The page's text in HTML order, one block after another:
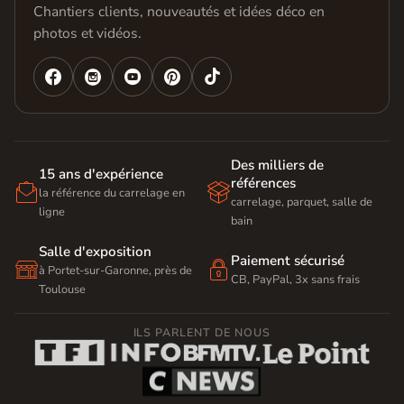
Chantiers clients, nouveautés et idées déco en
photos et vidéos.
   

15 ans d'expérience
la référence du carrelage en
ligne

Des milliers de
références
carrelage, parquet, salle de
bain

Salle d'exposition
à Portet-sur-Garonne, près de
Toulouse
 Paiement sécurisé
CB, PayPal, 3x sans frais
ILS PARLENT DE NOUS